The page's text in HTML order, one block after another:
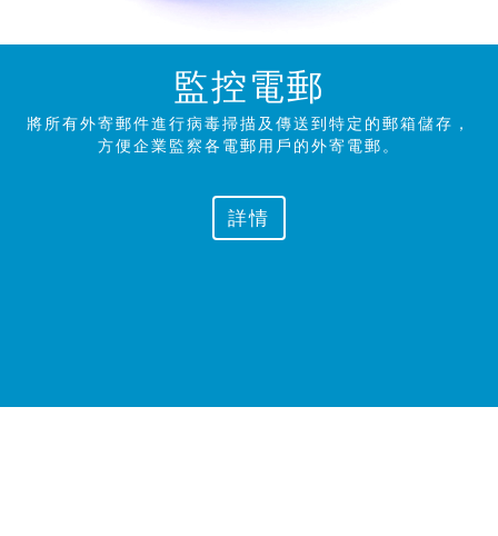
監控電郵
將所有外寄郵件進行病毒掃描及傳送到特定的郵箱儲存，
方便企業監察各電郵用戶的外寄電郵。
詳情